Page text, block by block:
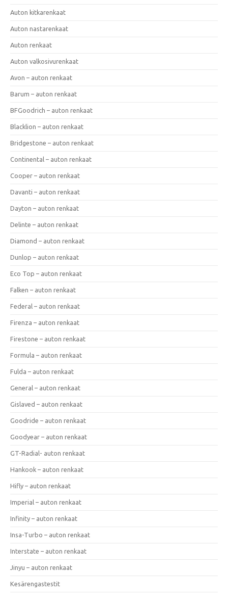
Auton kitkarenkaat
Auton nastarenkaat
Auton renkaat
Auton valkosivurenkaat
Avon – auton renkaat
Barum – auton renkaat
BFGoodrich – auton renkaat
Blacklion – auton renkaat
Bridgestone – auton renkaat
Continental – auton renkaat
Cooper – auton renkaat
Davanti – auton renkaat
Dayton – auton renkaat
Delinte – auton renkaat
Diamond – auton renkaat
Dunlop – auton renkaat
Eco Top – auton renkaat
Falken – auton renkaat
Federal – auton renkaat
Firenza – auton renkaat
Firestone – auton renkaat
Formula – auton renkaat
Fulda – auton renkaat
General – auton renkaat
Gislaved – auton renkaat
Goodride – auton renkaat
Goodyear – auton renkaat
GT-Radial- auton renkaat
Hankook – auton renkaat
Hifly – auton renkaat
Imperial – auton renkaat
Infinity – auton renkaat
Insa-Turbo – auton renkaat
Interstate – auton renkaat
Jinyu – auton renkaat
Kesärengastestit